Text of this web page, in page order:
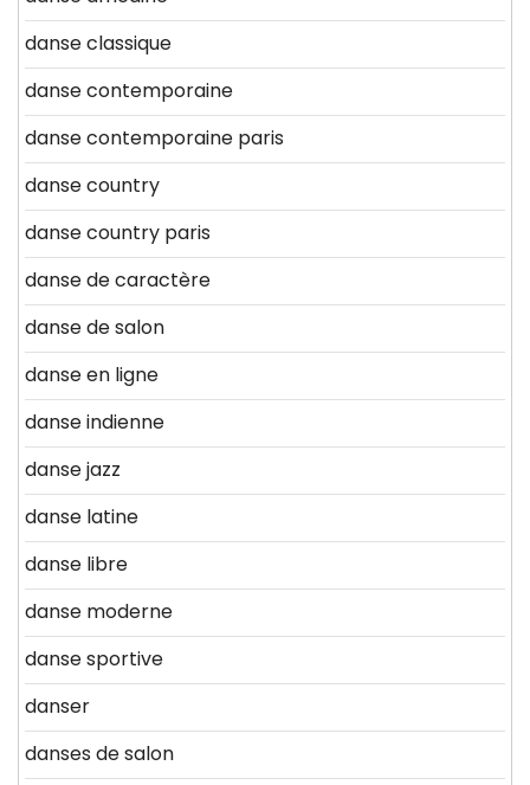
danse classique
danse contemporaine
danse contemporaine paris
danse country
danse country paris
danse de caractère
danse de salon
danse en ligne
danse indienne
danse jazz
danse latine
danse libre
danse moderne
danse sportive
danser
danses de salon